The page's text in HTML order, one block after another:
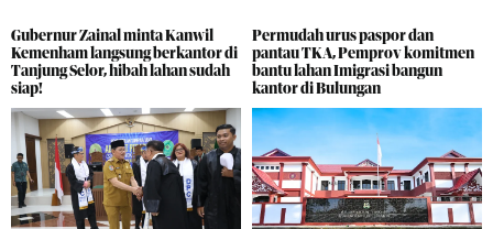
Gubernur Zainal minta Kanwil
Kemenham langsung berkantor di
Tanjung Selor, hibah lahan sudah
siap!
Permudah urus paspor dan
pantau TKA, Pemprov komitmen
bantu lahan Imigrasi bangun
kantor di Bulungan